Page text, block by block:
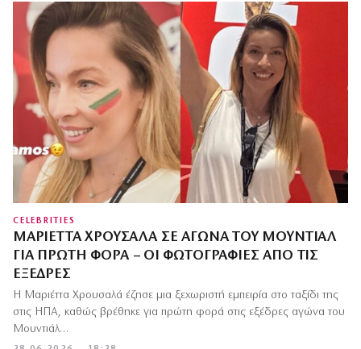
CELEBRITIES
ΜΑΡΙΈΤΤΑ ΧΡΟΥΣΑΛΆ ΣΕ ΑΓΏΝΑ ΤΟΥ ΜΟΥΝΤΙΆΛ
ΓΙΑ ΠΡΏΤΗ ΦΟΡΆ – ΟΙ ΦΩΤΟΓΡΑΦΊΕΣ ΑΠΌ ΤΙΣ
ΕΞΈΔΡΕΣ
Η Μαριέττα Χρουσαλά έζησε μια ξεχωριστή εμπειρία στο ταξίδι της
στις ΗΠΑ, καθώς βρέθηκε για πρώτη φορά στις εξέδρες αγώνα του
Μουντιάλ…